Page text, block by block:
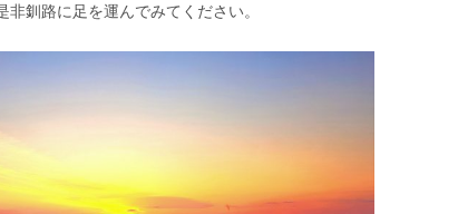
釧路に足を運んでみてください。